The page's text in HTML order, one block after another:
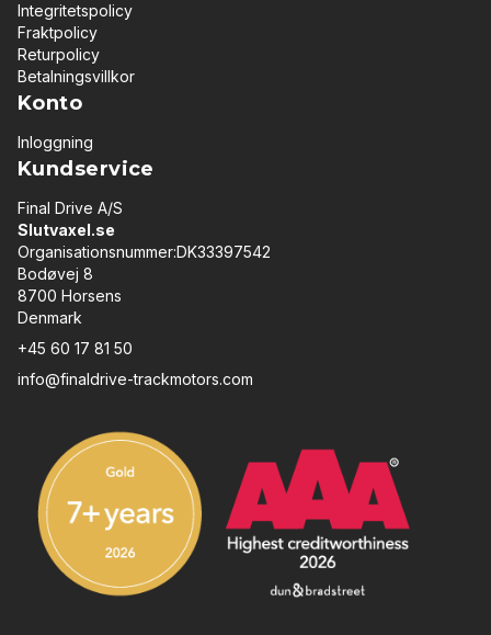
Integritetspolicy
Fraktpolicy
Returpolicy
Betalningsvillkor
Konto
Inloggning
Kundservice
Final Drive A/S
Slutvaxel.se
Organisationsnummer:DK33397542
Bodøvej 8
8700 Horsens
Denmark
+45 60 17 81 50
info@finaldrive-trackmotors.com